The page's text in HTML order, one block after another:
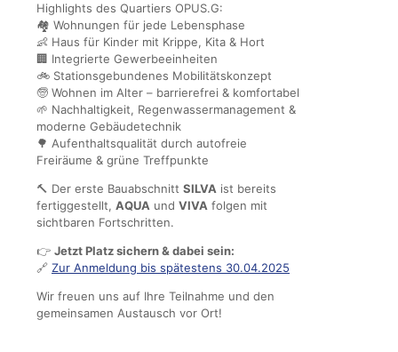
Highlights des Quartiers OPUS.G:
🏘️ Wohnungen für jede Lebensphase
👶 Haus für Kinder mit Krippe, Kita & Hort
🏢 Integrierte Gewerbeeinheiten
🚲 Stationsgebundenes Mobilitätskonzept
🧓 Wohnen im Alter – barrierefrei & komfortabel
🌱 Nachhaltigkeit, Regenwassermanagement &
moderne Gebäudetechnik
🌳 Aufenthaltsqualität durch autofreie
Freiräume & grüne Treffpunkte
🔨 Der erste Bauabschnitt SILVA ist bereits
fertiggestellt, AQUA und VIVA folgen mit
sichtbaren Fortschritten.
👉 Jetzt Platz sichern & dabei sein:
🔗 Zur Anmeldung bis spätestens 30.04.2025
Wir freuen uns auf Ihre Teilnahme und den
gemeinsamen Austausch vor Ort!